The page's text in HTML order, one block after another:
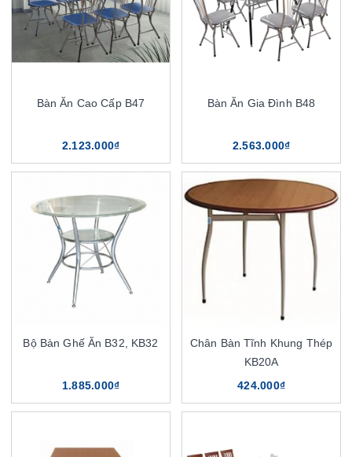
Bàn Ăn Cao Cấp B47
2.123.000₫
Bàn Ăn Gia Đình B48
2.563.000₫
Bộ Bàn Ghế Ăn B32, KB32
1.885.000₫
Chân Bàn Tĩnh Khung Thép
KB20A
424.000₫